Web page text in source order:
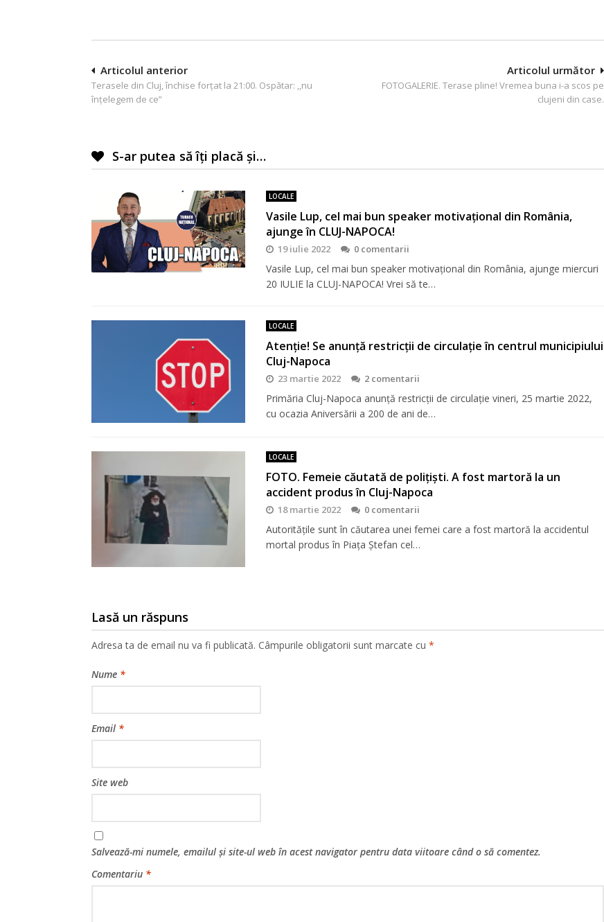
Navigare
în
Articolul următor
FOTOGALERIE. Terase pline! Vremea buna i-a scos pe
clujeni din case.
Articolul anterior
Terasele din Cluj, închise forțat la 21:00. Ospătar: ,,nu
înțelegem de ce”
S-ar putea să îți placă și…
LOCALE
Vasile Lup, cel mai bun speaker motivaţional din România,
ajunge în CLUJ-NAPOCA!
19 iulie 2022 0 comentarii
Vasile Lup, cel mai bun speaker motivaţional din România, ajunge miercuri
20 IULIE la CLUJ-NAPOCA! Vrei să te…
LOCALE
Atenție! Se anunță restricții de circulație în centrul municipiului
Cluj-Napoca
23 martie 2022 2 comentarii
Primăria Cluj-Napoca anunță restricții de circulație vineri, 25 martie 2022,
cu ocazia Aniversării a 200 de ani de…
LOCALE
FOTO. Femeie căutată de polițiști. A fost martoră la un
accident produs în Cluj-Napoca
18 martie 2022 0 comentarii
Autoritățile sunt în căutarea unei femei care a fost martoră la accidentul
mortal produs în Piața Ștefan cel…
Lasă un răspuns
Adresa ta de email nu va fi publicată. Câmpurile obligatorii sunt marcate cu *
Nume *
Email *
Site web
Salvează-mi numele, emailul și site-ul web în acest navigator pentru data viitoare când o să comentez.
Comentariu *